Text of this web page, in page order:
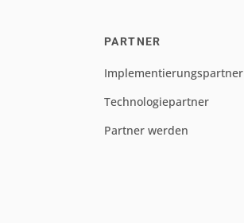
PARTNER
Implementierungspartner
Technologiepartner
Partner werden